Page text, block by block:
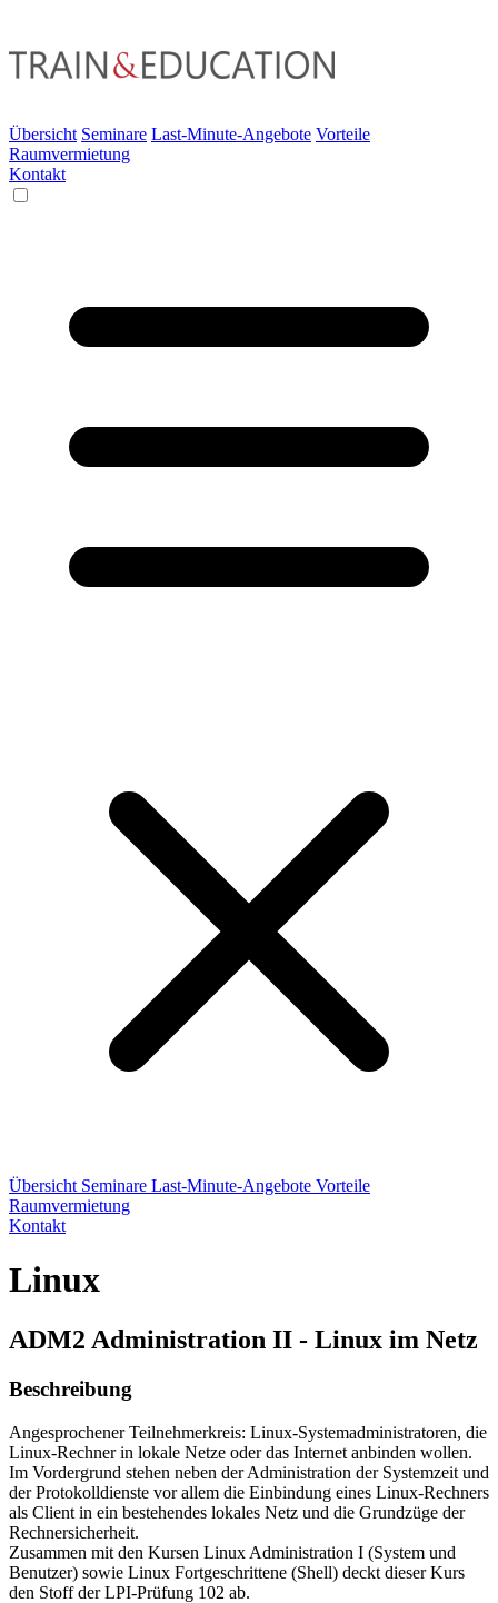
Übersicht Seminare Last-Minute-Angebote Vorteile
Raumvermietung
Kontakt
Übersicht Seminare Last-Minute-Angebote Vorteile
Raumvermietung
Kontakt
Linux
ADM2 Administration II - Linux im Netz
Beschreibung
Angesprochener Teilnehmerkreis: Linux-Systemadministratoren, die
Linux-Rechner in lokale Netze oder das Internet anbinden wollen.
Im Vordergrund stehen neben der Administration der Systemzeit und
der Protokolldienste vor allem die Einbindung eines Linux-Rechners
als Client in ein bestehendes lokales Netz und die Grundzüge der
Rechnersicherheit.
Zusammen mit den Kursen Linux Administration I (System und
Benutzer) sowie Linux Fortgeschrittene (Shell) deckt dieser Kurs
den Stoff der LPI-Prüfung 102 ab.